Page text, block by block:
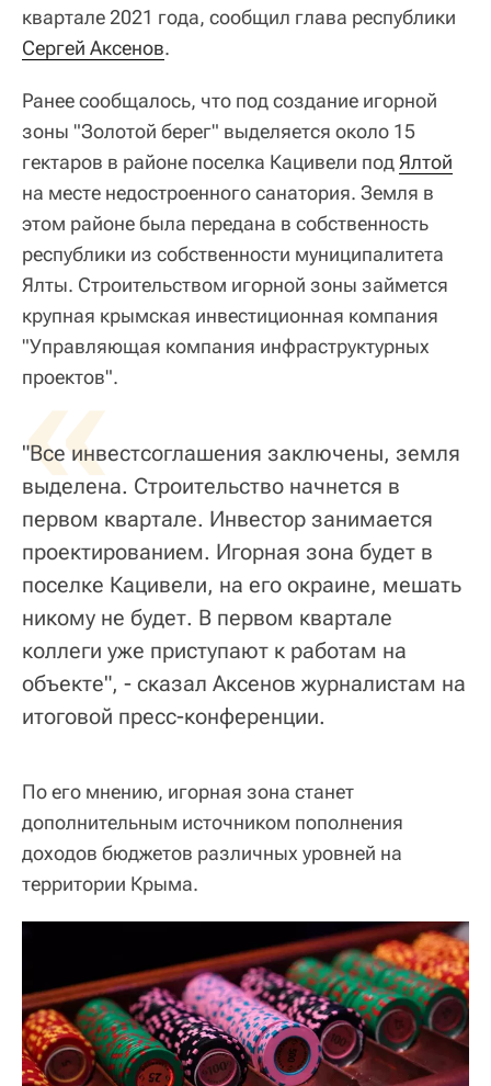
квартале 2021 года, сообщил глава республики
Сергей Аксенов.
Ранее сообщалось, что под создание игорной
зоны "Золотой берег" выделяется около 15
гектаров в районе поселка Кацивели под Ялтой
на месте недостроенного санатория. Земля в
этом районе была передана в собственность
республики из собственности муниципалитета
Ялты. Строительством игорной зоны займется
крупная крымская инвестиционная компания
"Управляющая компания инфраструктурных
проектов".
«
"Все инвестсоглашения заключены, земля
выделена. Строительство начнется в
первом квартале. Инвестор занимается
проектированием. Игорная зона будет в
поселке Кацивели, на его окраине, мешать
никому не будет. В первом квартале
коллеги уже приступают к работам на
объекте", - сказал Аксенов журналистам на
итоговой пресс-конференции.
По его мнению, игорная зона станет
дополнительным источником пополнения
доходов бюджетов различных уровней на
территории Крыма.